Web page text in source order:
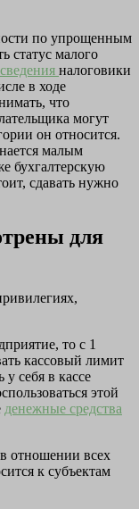
по упрощенным
статус малого
налоговики
в ходе
что
могут
он относится.
малым
бухгалтерскую
сдавать нужно
для
то с 1
кассовый лимит
себя в кассе
этой
денежные средства
отношении всех
к субъектам